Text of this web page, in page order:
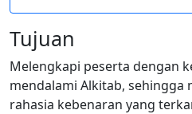
Tujuan
Melengkapi peserta dengan
mendalami Alkitab, sehingga
rahasia kebenaran yang